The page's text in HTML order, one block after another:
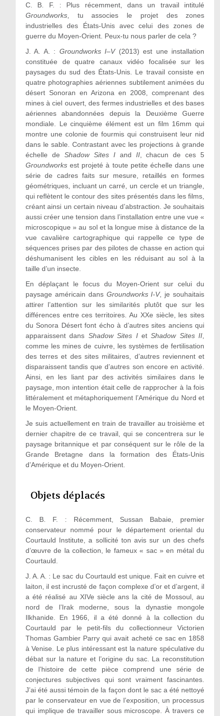
C. B. F. : Plus récemment, dans un travail intitulé
Groundworks, tu associes le projet des zones
industrielles des États-Unis avec celui des zones de
guerre du Moyen-Orient. Peux-tu nous parler de cela ?
J. A. A. : Groundworks I–V(2013) est une installation
constituée de quatre canaux vidéo focalisée sur les
paysages du sud des États-Unis. Le travail consiste en
quatre photographies aériennes subtilement animées du
désert Sonoran en Arizona en 2008, comprenant des
mines à ciel ouvert, des fermes industrielles et des bases
aériennes abandonnées depuis la Deuxième Guerre
mondiale. Le cinquième élément est un film 16mm qui
montre une colonie de fourmis qui construisent leur nid
dans le sable. Contrastant avec les projections à grande
échelle de Shadow Sites Iand II, chacun de ces 5
Groundworksest projeté à toute petite échelle dans une
série de cadres faits sur mesure, retaillés en formes
géométriques, incluant un carré, un cercle et un triangle,
qui reflètent le contour des sites présentés dans les films,
créant ainsi un certain niveau d’abstraction. Je souhaitais
aussi créer une tension dans l’installation entre une vue «
microscopique » au sol et la longue mise à distance de la
vue cavalière cartographique qui rappelle ce type de
séquences prises par des pilotes de chasse en action qui
déshumanisent les cibles en les réduisant au sol à la
taille d’un insecte.
En déplaçant le focus du Moyen-Orient sur celui du
paysage américain dans Groundworks I-V, je souhaitais
attirer l’attention sur les similarités plutôt que sur les
différences entre ces territoires. Au XXe siècle, les sites
du Sonora Désert font écho à d’autres sites anciens qui
apparaissent dans Shadow Sites IetShadow Sites II
comme les mines de cuivre, les systèmes de fertilisation
des terres et des sites militaires, d’autres reviennent et
disparaissent tandis que d’autres son encore en activité.
Ainsi, en les liant par des activités similaires dans le
paysage, mon intention était celle de rapprocher à la fois
littéralement et métaphoriquement l’Amérique du Nord et
le Moyen-Orient.
Je suis actuellement en train de travailler au troisième et
dernier chapitre de ce travail, qui se concentrera sur le
paysage britannique et par conséquent sur le rôle de la
Grande Bretagne dans la formation des États-Unis
d’Amérique et du Moyen-Orient.
Objets déplacés
C. B. F. : Récemment, Sussan Babaie, premier
conservateur nommé pour le département oriental du
Courtauld Institute, a sollicité ton avis sur un des chefs
d’œuvre de la collection, le fameux « sac » en métal du
Courtauld.
J. A. A. : Le sac du Courtauld est unique. Fait en cuivre et
laiton, il est incrusté de façon complexe d’or et d’argent, il
a été réalisé au XIVe siècle ans la cité de Mossoul, au
nord de l’Irak moderne, sous la dynastie mongole
Ilkhanide. En 1966, il a été donné à la collection du
Courtauld par le petit-fils du collectionneur Victorien
Thomas Gambier Parry qui avait acheté ce sac en 1858
à Venise. Le plus intéressant est la nature spéculative du
débat sur la nature et l’origine du sac. La reconstitution
de l’histoire de cette pièce comprend une série de
conjectures subjectives qui sont vraiment fascinantes.
J’ai été aussi témoin de la façon dont le sac a été nettoyé
par le conservateur en vue de l’exposition, un processus
qui implique de travailler sous microscope. À travers ce